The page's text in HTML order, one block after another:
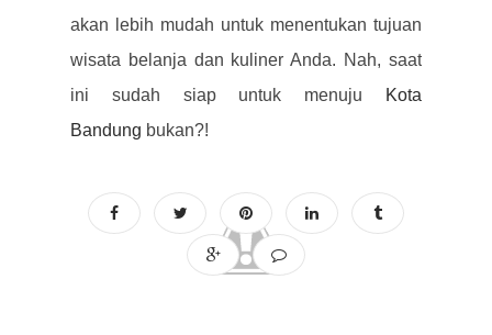
akan lebih mudah untuk menentukan tujuan
wisata belanja dan kuliner Anda. Nah, saat
ini sudah siap untuk menuju
Kota
Bandung bukan?!